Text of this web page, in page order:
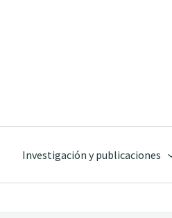
Investigación y publicaciones